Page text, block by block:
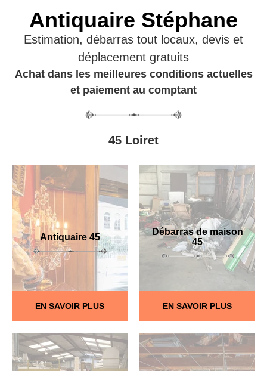
Antiquaire Stéphane
Estimation, débarras tout locaux, devis et
déplacement gratuits
Achat dans les meilleures conditions actuelles
et paiement au comptant
45 Loiret
Antiquaire 45
EN SAVOIR PLUS
Débarras de maison
45
EN SAVOIR PLUS